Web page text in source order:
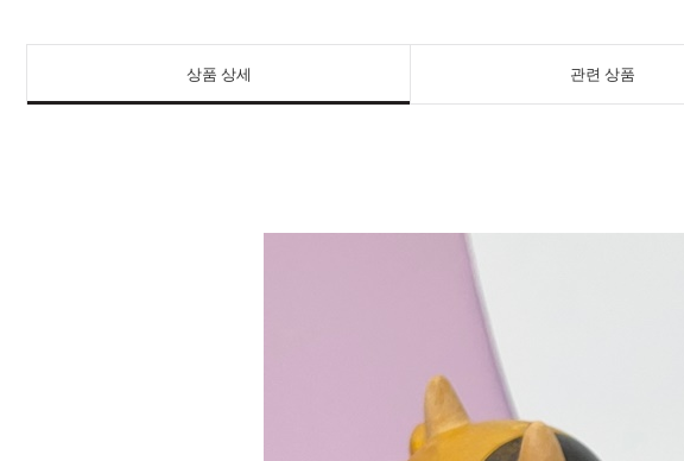
상품 상세 관련 상품